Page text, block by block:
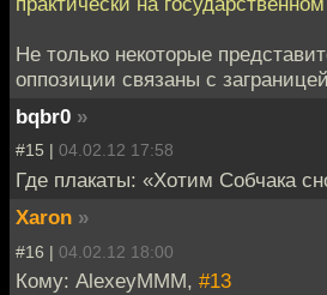
Не только некоторые
оппозиции связаны с
bqbr0 »
#15 | 04.02.12 17:58
Где плакаты: «Хотим Собчака
Xaron »
#16 | 04.02.12 18:00
Кому: AlexeyMMM, #13